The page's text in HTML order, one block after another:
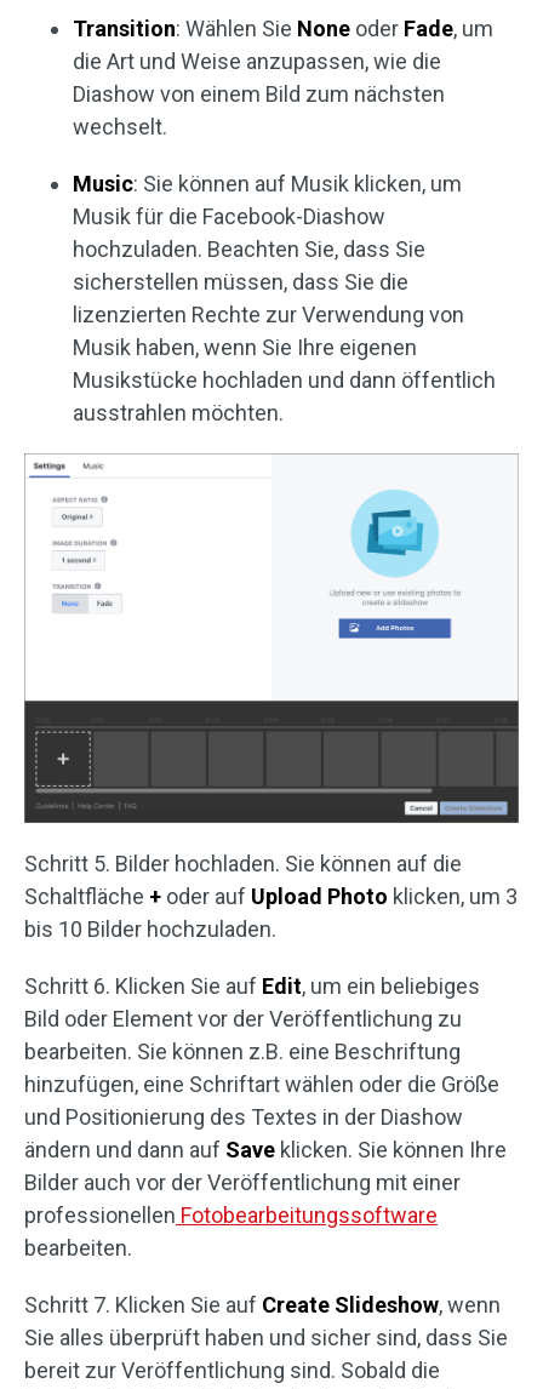
Transition: Wählen Sie None oder Fade, um
die Art und Weise anzupassen, wie die
Diashow von einem Bild zum nächsten
wechselt.
Music: Sie können auf Musik klicken, um
Musik für die Facebook-Diashow
hochzuladen. Beachten Sie, dass Sie
sicherstellen müssen, dass Sie die
lizenzierten Rechte zur Verwendung von
Musik haben, wenn Sie Ihre eigenen
Musikstücke hochladen und dann öffentlich
ausstrahlen möchten.
Schritt 5. Bilder hochladen. Sie können auf die
Schaltfläche + oder auf Upload Photo klicken, um 3
bis 10 Bilder hochzuladen.
Schritt 6. Klicken Sie auf Edit, um ein beliebiges
Bild oder Element vor der Veröffentlichung zu
bearbeiten. Sie können z.B. eine Beschriftung
hinzufügen, eine Schriftart wählen oder die Größe
und Positionierung des Textes in der Diashow
ändern und dann auf Save klicken. Sie können Ihre
Bilder auch vor der Veröffentlichung mit einer
professionellen Fotobearbeitungssoftware
bearbeiten.
Schritt 7. Klicken Sie auf Create Slideshow, wenn
Sie alles überprüft haben und sicher sind, dass Sie
bereit zur Veröffentlichung sind. Sobald die